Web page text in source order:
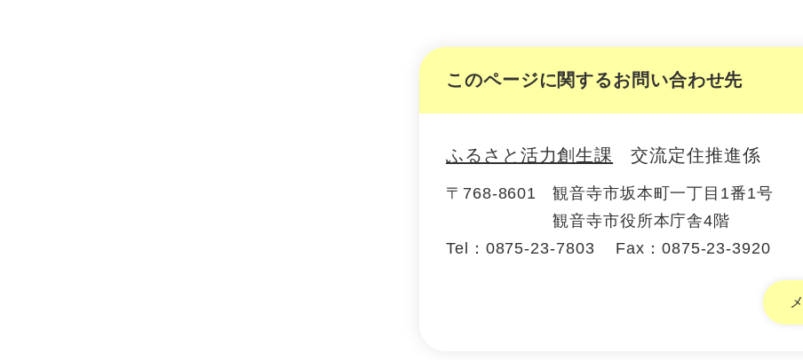
このページに関するお問い合わせ先
ふるさと活力創生課 交流定住推進係
〒768-8601
観音寺市坂本町一丁目1番1号
観音寺市役所本庁舎4階
Tel：0875-23-7803
Fax：0875-23-3920